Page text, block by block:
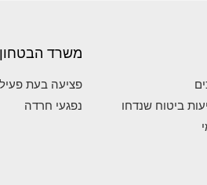
ביטוח שנדחו
משרד הבטחון
פציעה בעת
נפגעי חרדה